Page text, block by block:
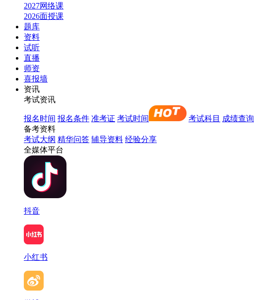
2027网络课
2026面授课
题库
资料
试听
直播
师资
喜报墙
资讯
考试资讯
报名时间 报名条件 准考证 考试时间 考试科目 成绩查询
备考资料
考试大纲 精华问答 辅导资料 经验分享
全媒体平台
抖音
小红书